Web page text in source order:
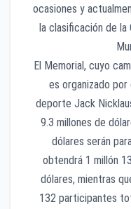
ocasiones y
la clasificación de la
El Memorial, cuyo
es organizado
deporte Jack
9.3 millones de
dólares serán
obtendrá 1 millón
dólares, mientras
132 participantes